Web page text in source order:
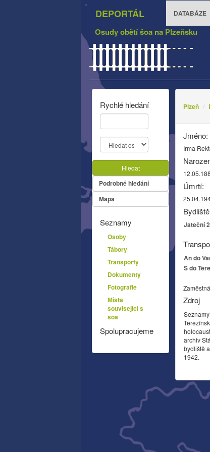
DEPORTÁL DATABÁZE
Osudy obětí šoa na Plzeňsku
Plzeň
Jméno:
Irma
Úmrtí:
Bydliště
Jateční
An do
S do
Zdroj
archiv
bydliště
1942.
Rychlé hledání
Hledat
Podrobné hledání
Mapa
Seznamy
Osoby
Tábory
Transporty
Dokumenty
Fotografie
Místa
související s
šoa
Spolupracujeme